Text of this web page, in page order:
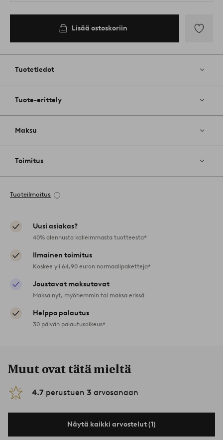
Lisää ostoskoriin
Tuotetiedot
Tuote-erittely
Maksu
Toimitus
Tuoteilmoitus
Uusi asiakas?
40% alennusta kalleimmasta tuotteesta*
Ilmainen toimitus
Koskee yli 64,90 euron normaalipaketteja*
Joustavat maksutavat
Maksa nyt, myöhemmin tai maksa erissä
Helppo palautus
30 päivän palautusoikeus*
Muut ovat tätä mieltä
4.7 perustuen 3 arvosanaan
Näytä kaikki arvostelut (1)